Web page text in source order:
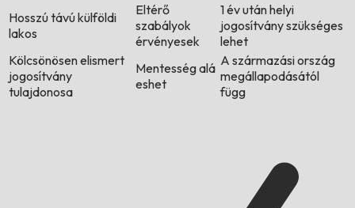
Hosszú távú külföldi
lakos
Eltérő
szabályok
érvényesek
1 év után helyi
jogosítvány szükséges
lehet
Kölcsönösen elismert
jogosítvány
tulajdonosa
Mentesség alá
eshet
A származási ország
megállapodásától
függ